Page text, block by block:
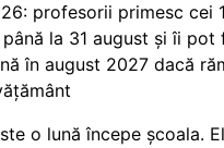
profesorii primesc cei
până la 31 august și îi pot
în august 2027 dacă
o lună începe școala.